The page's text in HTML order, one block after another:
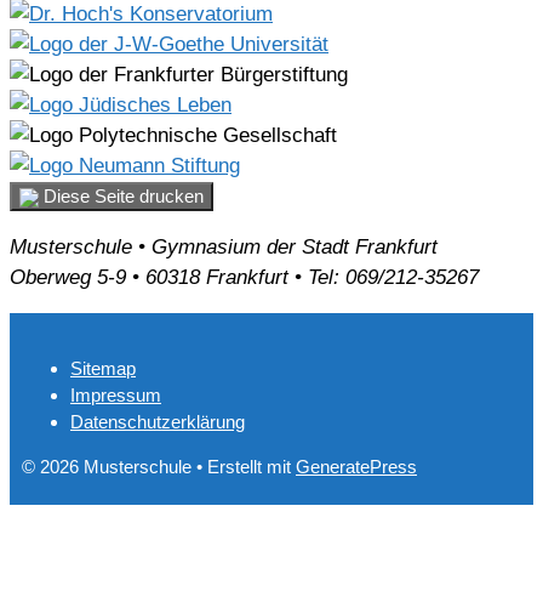
Diese Seite drucken
Musterschule • Gymnasium der Stadt Frankfurt
Oberweg 5-9 • 60318 Frankfurt • Tel: 069/212-35267
Sitemap
Impressum
Datenschutzerklärung
© 2026 Musterschule • Erstellt mit GeneratePress